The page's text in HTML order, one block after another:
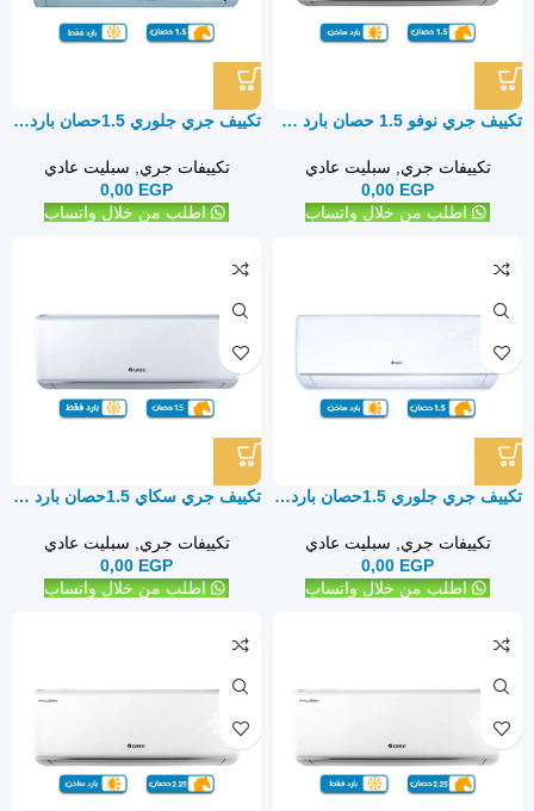
تكييف جري نوفو 1.5 حصان بارد ساخن – سبليت
تكييفات جري
سبليت عادي
0,00 EGP
اطلب من خلال واتساب
تكييف جري جلوري 1.5حصان بارد فقط – سبليت
تكييفات جري
سبليت عادي
0,00 EGP
اطلب من خلال واتساب
تكييف جري جلوري 1.5حصان بارد ساخن – سبليت
تكييفات جري
سبليت عادي
0,00 EGP
اطلب من خلال واتساب
تكييف جري سكاي 1.5حصان بارد فقط Gree Sky – سبليت
تكييفات جري
سبليت عادي
0,00 EGP
اطلب من خلال واتساب